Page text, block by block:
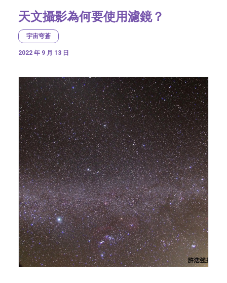
天文攝影為何要使用濾鏡？
宇宙穹蒼
2022 年 9 月 13 日